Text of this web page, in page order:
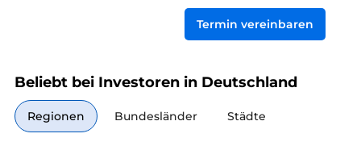
Termin vereinbaren
Beliebt bei Investoren in Deutschland
Regionen Bundesländer Städte